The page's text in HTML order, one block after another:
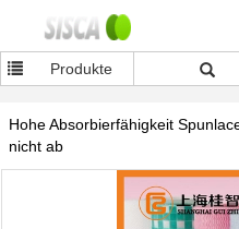
Produkte
Hohe Absorbierfähigkeit
nicht ab